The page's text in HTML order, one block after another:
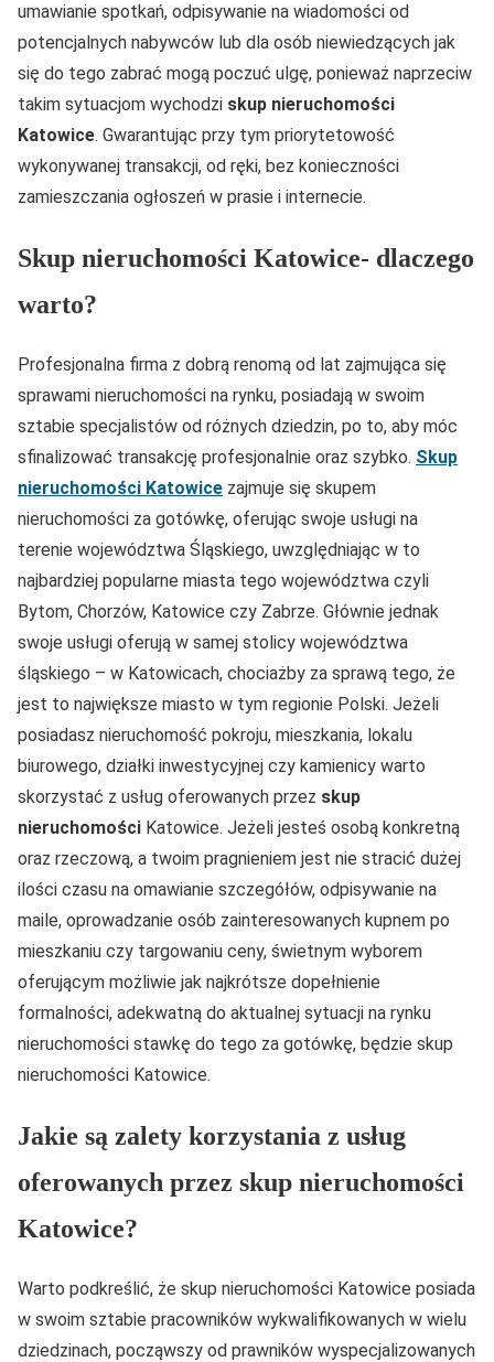
umawianie spotkań, odpisywanie na wiadomości od
potencjalnych nabywców lub dla osób niewiedzących jak
się do tego zabrać mogą poczuć ulgę, ponieważ naprzeciw
takim sytuacjom wychodzi skup nieruchomości
Katowice. Gwarantując przy tym priorytetowość
wykonywanej transakcji, od ręki, bez konieczności
zamieszczania ogłoszeń w prasie i internecie.
Skup nieruchomości Katowice- dlaczego
warto?
Profesjonalna firma z dobrą renomą od lat zajmująca się
sprawami nieruchomości na rynku, posiadają w swoim
sztabie specjalistów od różnych dziedzin, po to, aby móc
sfinalizować transakcję profesjonalnie oraz szybko. Skup
nieruchomości Katowice zajmuje się skupem
nieruchomości za gotówkę, oferując swoje usługi na
terenie województwa Śląskiego, uwzględniając w to
najbardziej popularne miasta tego województwa czyli
Bytom, Chorzów, Katowice czy Zabrze. Głównie jednak
swoje usługi oferują w samej stolicy województwa
śląskiego – w Katowicach, chociażby za sprawą tego, że
jest to największe miasto w tym regionie Polski. Jeżeli
posiadasz nieruchomość pokroju, mieszkania, lokalu
biurowego, działki inwestycyjnej czy kamienicy warto
skorzystać z usług oferowanych przez skup
nieruchomości Katowice. Jeżeli jesteś osobą konkretną
oraz rzeczową, a twoim pragnieniem jest nie stracić dużej
ilości czasu na omawianie szczegółów, odpisywanie na
maile, oprowadzanie osób zainteresowanych kupnem po
mieszkaniu czy targowaniu ceny, świetnym wyborem
oferującym możliwie jak najkrótsze dopełnienie
formalności, adekwatną do aktualnej sytuacji na rynku
nieruchomości stawkę do tego za gotówkę, będzie skup
nieruchomości Katowice.
Jakie są zalety korzystania z usług
oferowanych przez skup nieruchomości
Katowice?
Warto podkreślić, że skup nieruchomości Katowice posiada
w swoim sztabie pracowników wykwalifikowanych w wielu
dziedzinach, począwszy od prawników wyspecjalizowanych